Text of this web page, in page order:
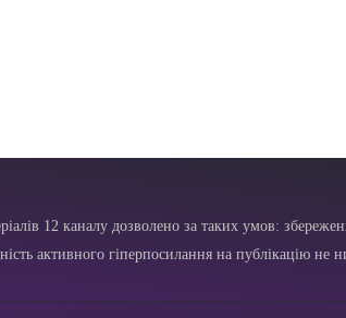
12 каналу дозволено за таких умов:
активного гіперпосилання на публікацію не